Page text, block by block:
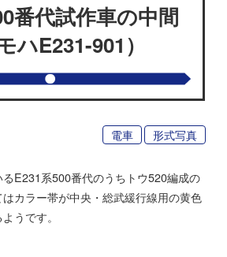
番代試作車の中間
ハE231-901）
電車 形式写真
E231系500番代のうちトウ520編成の
カラー帯が中央・総武緩行線用の黄色
うです。